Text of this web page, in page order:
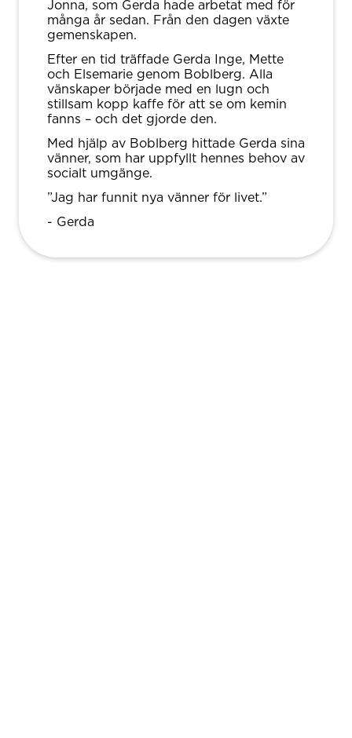
Jonna, som Gerda hade arbetat med för
många år sedan. Från den dagen växte
gemenskapen.
Efter en tid träffade Gerda Inge, Mette
och Elsemarie genom Boblberg. Alla
vänskaper började med en lugn och
stillsam kopp kaffe för att se om kemin
fanns – och det gjorde den.
Med hjälp av Boblberg hittade Gerda sina
vänner, som har uppfyllt hennes behov av
socialt umgänge.
”Jag har funnit nya vänner för livet.”
- Gerda